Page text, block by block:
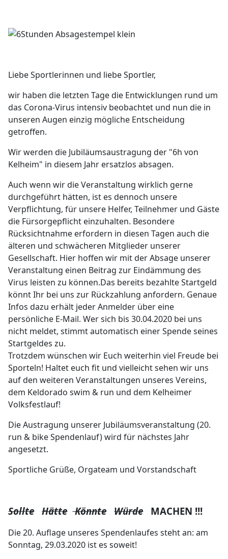
Liebe Sportlerinnen und liebe Sportler,
wir haben die letzten Tage die Entwicklungen rund um
das Corona-Virus intensiv beobachtet und nun die in
unseren Augen einzig mögliche Entscheidung
getroffen.
Wir werden die Jubiläumsaustragung der "6h von
Kelheim" in diesem Jahr ersatzlos absagen.
Auch wenn wir die Veranstaltung wirklich gerne
durchgeführt hätten, ist es dennoch unsere
Verpflichtung, für unsere Helfer, Teilnehmer und Gäste
die Fürsorgepflicht einzuhalten. Besondere
Rücksichtnahme erfordern in diesen Tagen auch die
älteren und schwächeren Mitglieder unserer
Gesellschaft. Hier hoffen wir mit der Absage unserer
Veranstaltung einen Beitrag zur Eindämmung des
Virus leisten zu können.Das bereits bezahlte Startgeld
könnt Ihr bei uns zur Rückzahlung anfordern. Genaue
Infos dazu erhält jeder Anmelder über eine
persönliche E-Mail. Wer sich bis 30.04.2020 bei uns
nicht meldet, stimmt automatisch einer Spende seines
Startgeldes zu.
Trotzdem wünschen wir Euch weiterhin viel Freude bei
Sporteln! Haltet euch fit und vielleicht sehen wir uns
auf den weiteren Veranstaltungen unseres Vereins,
dem Keldorado swim & run und dem Kelheimer
Volksfestlauf!
Die Austragung unserer Jubiläumsveranstaltung (20.
run & bike Spendenlauf) wird für nächstes Jahr
angesetzt.
Sportliche Grüße, Orgateam und Vorstandschaft
Sollte Hätte Könnte WürdeMACHEN !!!
Die 20. Auflage unseres Spendenlaufes steht an: am
Sonntag, 29.03.2020 ist es soweit!